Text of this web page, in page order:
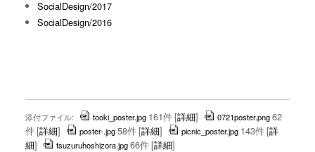
SocialDesign/2017
SocialDesign/2016
添付ファイル: tooki_poster.jpg 161件[詳細] 0721poster.png62
件[詳細] poster-.jpg58件[詳細] picnic_poster.jpg 143件[詳
細] tsuzuruhoshizora.jpg66件[詳細]